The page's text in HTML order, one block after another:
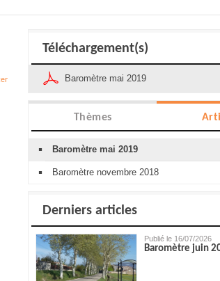
Téléchargement(s)
Baromètre mai 2019
Thèmes
Baromètre mai 2019
Baromètre novembre 2018
Derniers articles
Publié le 16/07/2026
Baromètre juin